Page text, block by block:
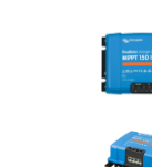
Intre 1000-2000W
Intre 2000-3000W
Peste 3000W
Cauta dupa marca